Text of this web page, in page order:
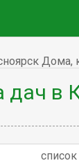
Дома,
в
список